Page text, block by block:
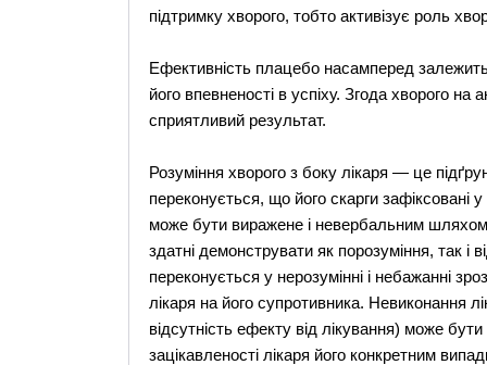
підтримку хворого, тобто активізує роль
Ефективність плацебо насамперед
його впевненості в успіху. Згода хворого
сприятливий результат.
Розуміння хворого з боку лікаря — це
переконується, що його скарги зафіксовані
може бути виражене і невербальним
здатні демонструвати як порозуміння, так і
переконується у нерозумінні і небажанні
лікаря на його супротивника. Невиконання
відсутність ефекту від лікування) може
зацікавленості лікаря його конкретним